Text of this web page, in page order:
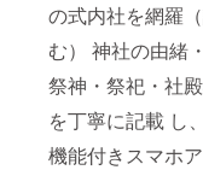
の式内社を網羅
む） 神社の由緒
祭神・祭祀・社
を丁寧に記載 し
機能付きスマホ